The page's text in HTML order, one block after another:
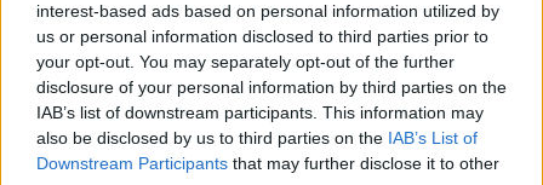
interest-based ads based on personal information utilized by
us or personal information disclosed to third parties prior to
your opt-out. You may separately opt-out of the further
disclosure of your personal information by third parties on the
IAB’s list of downstream participants. This information may
also be disclosed by us to third parties on the IAB’s List of
Downstream Participants that may further disclose it to other